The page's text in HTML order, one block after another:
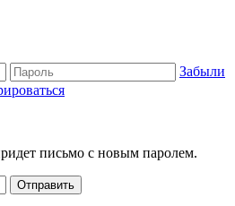
Забыли
письмо с новым паролем.
Отправить